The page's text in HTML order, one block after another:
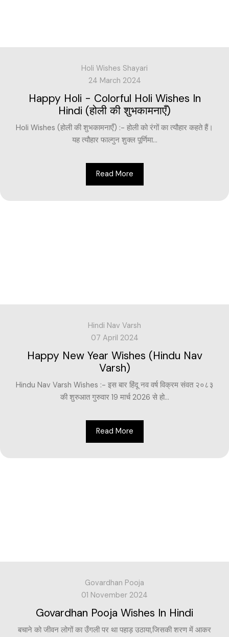
Holi Wishes Shayari
24 March 2024
Happy Holi - Colorful Holi Wishes In
Hindi (होली की शुभकामनाएँ)
Holi Wishes (होली की शुभकामनाएँ) :- होली को रंगों का त्यौहार कहते हैं।
यह त्यौहार फाल्गुन शुक्ल पूर्णिमा...
Read More
Hindi Nav Varsh
07 April 2024
Happy New Year Wishes (Hindu Nav
Varsh)
Hindu Nav Varsh Wishes :- इस बार हिंदू नव वर्ष विक्रम संवत २०८३
की शुरुआत गुरुवार 19 मार्च 2026 से हो...
Read More
Govardhan Pooja
01 November 2024
Govardhan Pooja Wishes In Hindi
बचाने को जीवन लोगों का उँगली पर था पहाड़ उठाया,जिसकी शरण में आकर